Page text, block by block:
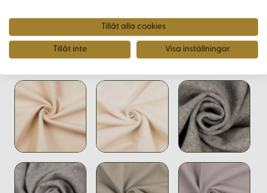
Varianter
Tillåt alla cookies
Tillåt inte Visa inställningar